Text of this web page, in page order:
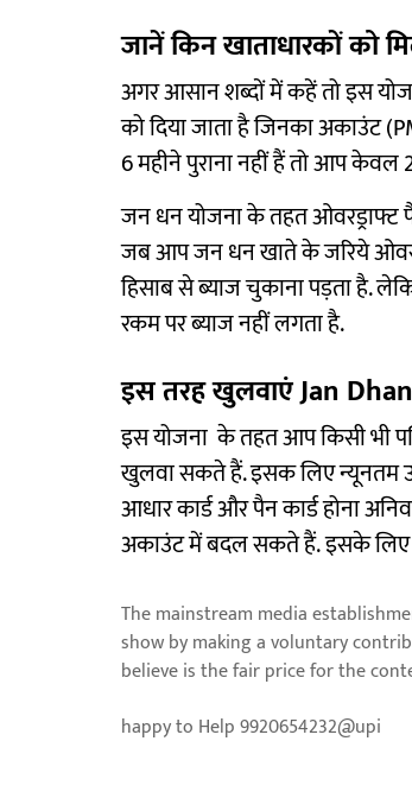
जानें किन खाताधारकों को
अगर आसान शब्दों में कहें तो इस
को दिया जाता है जिनका अकाउंट
6 महीने पुराना नहीं हैं तो आप
जन धन योजना के तहत ओवरड्राफ्ट
जब आप जन धन खाते के जरिये
हिसाब से ब्याज चुकाना पड़ता है.
रकम पर ब्‍याज नहीं लगता है.
इस तरह खुलवाएं Jan
इस योजना के तहत आप किसी भी
खुलवा सकते हैं. इसक लिए न्यूनतम
आधार कार्ड और पैन कार्ड होना
अकाउंट में बदल सकते हैं. इसके
The mainstream media
show by making a voluntary
believe is the fair price for the
happy to Help 9920654232@upi